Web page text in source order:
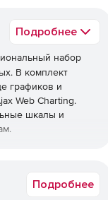
Подробнее
набор
В комплект
графиков и
Web Charting.
шкалы и
дополнения
Подробнее